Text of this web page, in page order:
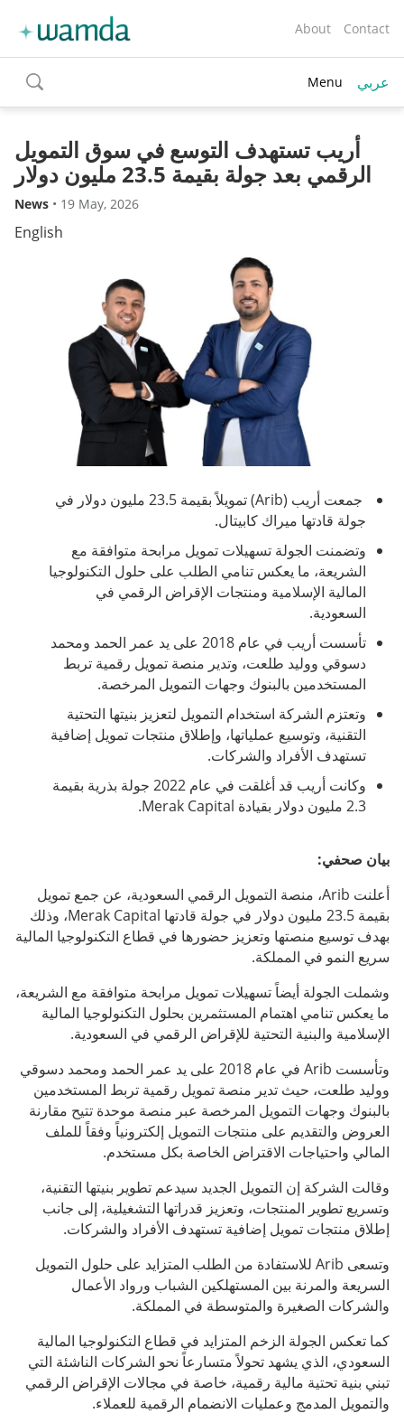
About Contact
toggle
search
Menu عربي
أريب تستهدف التوسع في سوق التمويل
الرقمي بعد جولة بقيمة 23.5 مليون دولار
News • 19 May, 2026
English
جمعت أريب (Arib) تمويلاً بقيمة 23.5 مليون دولار في
جولة قادتها ميراك كابيتال.
وتضمنت الجولة تسهيلات تمويل مرابحة متوافقة مع
الشريعة، ما يعكس تنامي الطلب على حلول التكنولوجيا
المالية الإسلامية ومنتجات الإقراض الرقمي في
السعودية.
تأسست أريب في عام 2018 على يد عمر الحمد ومحمد
دسوقي ووليد طلعت، وتدير منصة تمويل رقمية تربط
المستخدمين بالبنوك وجهات التمويل المرخصة.
وتعتزم الشركة استخدام التمويل لتعزيز بنيتها التحتية
التقنية، وتوسيع عملياتها، وإطلاق منتجات تمويل إضافية
تستهدف الأفراد والشركات.
وكانت أريب قد أغلقت في عام 2022 جولة بذرية بقيمة
2.3 مليون دولار بقيادة Merak Capital.
بيان صحفي:
أعلنت Arib، منصة التمويل الرقمي السعودية، عن جمع تمويل
بقيمة 23.5 مليون دولار في جولة قادتها Merak Capital، وذلك
بهدف توسيع منصتها وتعزيز حضورها في قطاع التكنولوجيا المالية
سريع النمو في المملكة.
وشملت الجولة أيضاً تسهيلات تمويل مرابحة متوافقة مع الشريعة،
ما يعكس تنامي اهتمام المستثمرين بحلول التكنولوجيا المالية
الإسلامية والبنية التحتية للإقراض الرقمي في السعودية.
وتأسست Arib في عام 2018 على يد عمر الحمد ومحمد دسوقي
ووليد طلعت، حيث تدير منصة تمويل رقمية تربط المستخدمين
بالبنوك وجهات التمويل المرخصة عبر منصة موحدة تتيح مقارنة
العروض والتقديم على منتجات التمويل إلكترونياً وفقاً للملف
المالي واحتياجات الاقتراض الخاصة بكل مستخدم.
وقالت الشركة إن التمويل الجديد سيدعم تطوير بنيتها التقنية،
وتسريع تطوير المنتجات، وتعزيز قدراتها التشغيلية، إلى جانب
إطلاق منتجات تمويل إضافية تستهدف الأفراد والشركات.
وتسعى Arib للاستفادة من الطلب المتزايد على حلول التمويل
السريعة والمرنة بين المستهلكين الشباب ورواد الأعمال
والشركات الصغيرة والمتوسطة في المملكة.
كما تعكس الجولة الزخم المتزايد في قطاع التكنولوجيا المالية
السعودي، الذي يشهد تحولاً متسارعاً نحو الشركات الناشئة التي
تبني بنية تحتية مالية رقمية، خاصة في مجالات الإقراض الرقمي
والتمويل المدمج وعمليات الانضمام الرقمية للعملاء.